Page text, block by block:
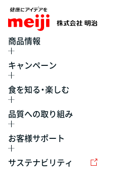
商品情報
キャンペーン
食を知る・楽しむ
品質への取り組み
お客様サポート
サステナビリティ